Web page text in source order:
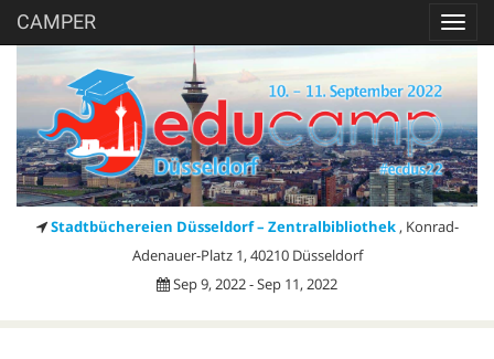
CAMPER
Stadtbüchereien Düsseldorf – Zentralbibliothek , Konrad-
Adenauer-Platz 1, 40210 Düsseldorf
Sep 9, 2022 - Sep 11, 2022